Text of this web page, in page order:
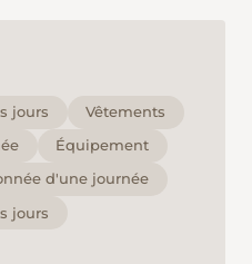
jours
Vêtements
Équipement
d'une journée
jours